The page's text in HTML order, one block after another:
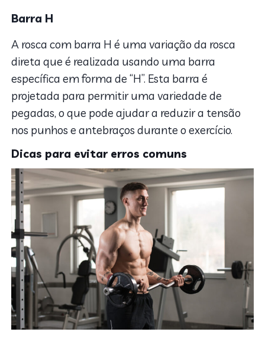
Barra H
A rosca com barra H é uma variação da rosca
direta que é realizada usando uma barra
específica em forma de “H”. Esta barra é
projetada para permitir uma variedade de
pegadas, o que pode ajudar a reduzir a tensão
nos punhos e antebraços durante o exercício.
Dicas para evitar erros comuns